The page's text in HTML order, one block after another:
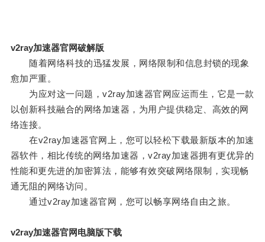
v2ray加速器官网破解版
随着网络科技的迅猛发展，网络限制和信息封锁的现象
愈加严重。
为应对这一问题，v2ray加速器官网应运而生，它是一款
以创新科技融合的网络加速器，为用户提供稳定、高效的网
络连接。
在v2ray加速器官网上，您可以轻松下载最新版本的加速
器软件，相比传统的网络加速器，v2ray加速器拥有更优异的
性能和更先进的加密算法，能够有效突破网络限制，实现畅
通无阻的网络访问。
通过v2ray加速器官网，您可以畅享网络自由之旅。
v2ray加速器官网电脑版下载